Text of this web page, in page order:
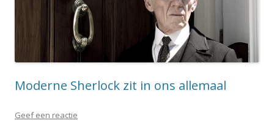
Moderne Sherlock zit in ons allemaal
Geef een reactie